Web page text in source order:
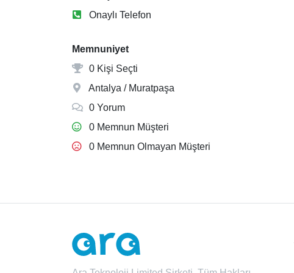
Onaylı Telefon
Memnuniyet
0 Kişi Seçti
Antalya / Muratpaşa
0 Yorum
0 Memnun Müşteri
0 Memnun Olmayan Müşteri